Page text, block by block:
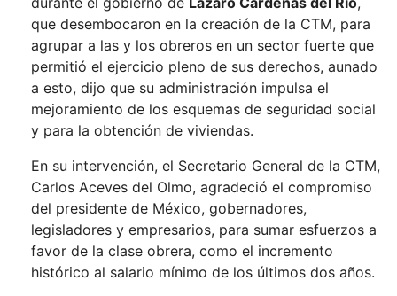
que desembocaron en la creación de la CTM, para
agrupar a las y los obreros en un sector fuerte que
permitió el ejercicio pleno de sus derechos, aunado
a esto, dijo que su administración impulsa el
mejoramiento de los esquemas de seguridad social
y para la obtención de viviendas.
En su intervención, el Secretario General de la CTM,
Carlos Aceves del Olmo, agradeció el compromiso
del presidente de México, gobernadores,
legisladores y empresarios, para sumar esfuerzos a
favor de la clase obrera, como el incremento
histórico al salario mínimo de los últimos dos años.